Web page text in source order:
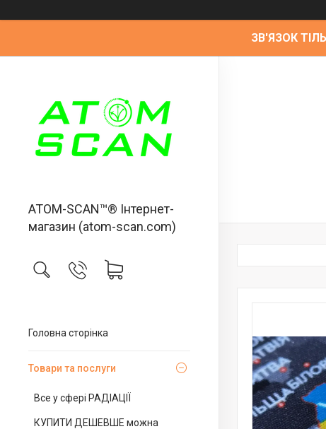
ЗВ'ЯЗОК
ATOM-SCAN™® Інтернет-
магазин (atom-scan.com)
Головна сторінка
Товари та послуги
Все у сфері РАДІАЦІЇ
КУПИТИ ДЕШЕВШЕ можна